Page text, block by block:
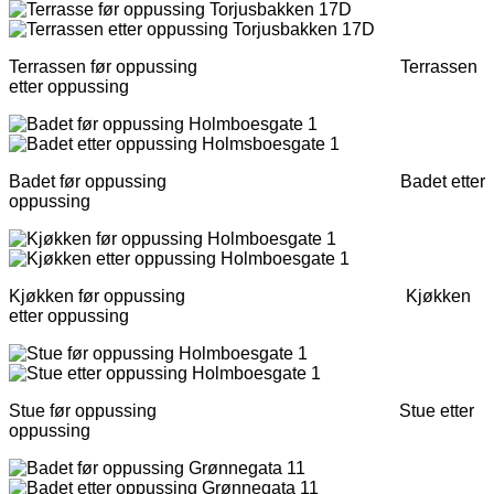
Terrassen før oppussing Terrassen
etter oppussing
Badet før oppussing Badet etter
oppussing
Kjøkken før oppussing Kjøkken
etter oppussing
Stue før oppussing Stue etter
oppussing